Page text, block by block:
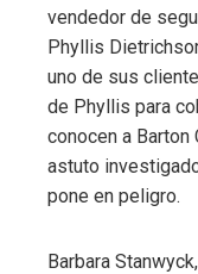
vendedor de
Phyllis
uno de sus
de Phyllis para
conocen a Barton
astuto
pone en peligro.
Barbara